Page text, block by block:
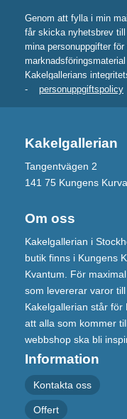
Genom att fylla i min
får skicka nyhetsbrev
mina personuppgifter
Kakelgallerians
-
personuppgiftspolicy
Kakelgallerian
Tangentvägen 2
141 75 Kungens Kurva
Om oss
Kakelgallerian i
butik finns i Kungens
Kvantum. För
som levererar varor till
Kakelgallerian står för
att alla som kommer
webbshop ska bli
Information
Kontakta oss
Offert